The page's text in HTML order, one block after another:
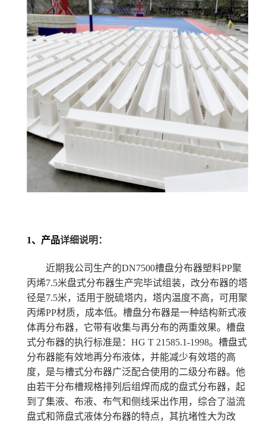
1、产品详细说明：
近期我公司生产的DN7500槽盘分布器塑料PP聚
丙烯7.5米盘式分布器生产完毕试组装，改分布器的塔
径是7.5米，适用于脱硫塔内，塔内温度不高，可用聚
丙烯PP材质，成本低。 槽盘分布器是一种结构新式液
体再分布器，它带有收集与再分布的两重效果。 槽盘
式分布器的执行标准是： HG T 21585.1-1998。槽盘式
分布器能有效地再分布液体，并能减少有效塔的高
度，是与槽式分布器广泛配合使用的二级分布器。他
由若干分布槽规格排列后组焊而成的盘式分布器，起
到了集液、布液、布气和侧线采出作用， 综合了溢流
盘式和筛盘式液体分布器的特点，其抗堵性大为改